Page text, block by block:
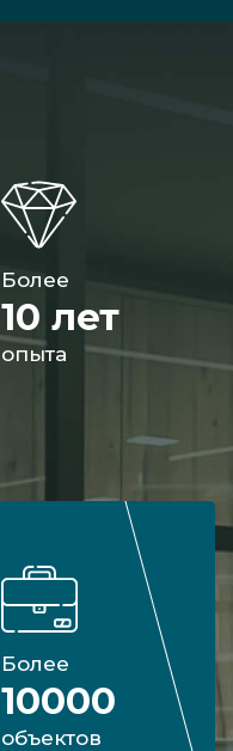
Более
10 лет
опыта
Более
10000
объектов